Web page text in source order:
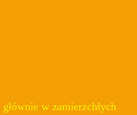
w zamierzchłych